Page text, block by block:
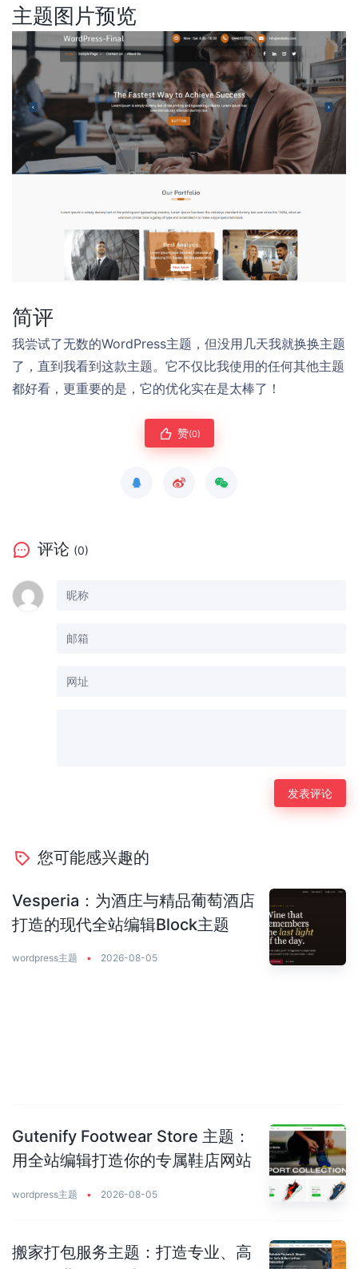
主题图片预览
简评
我尝试了无数的WordPress主题，但没用几天我就换换主题
了，直到我看到这款主题。它不仅比我使用的任何其他主题
都好看，更重要的是，它的优化实在是太棒了！
赞(0)
评论 (0)
您可能感兴趣的
Vesperia：为酒庄与精品葡萄酒店
打造的现代全站编辑Block主题
wordpress主题 • 2026-08-05
Gutenify Footwear Store 主题：
用全站编辑打造你的专属鞋店网站
wordpress主题 • 2026-08-05
搬家打包服务主题：打造专业、高